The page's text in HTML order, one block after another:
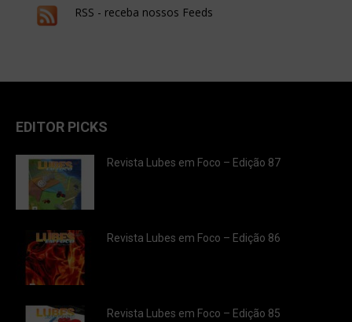
RSS - receba nossos Feeds
EDITOR PICKS
Revista Lubes em Foco – Edição 87
Revista Lubes em Foco – Edição 86
Revista Lubes em Foco – Edição 85